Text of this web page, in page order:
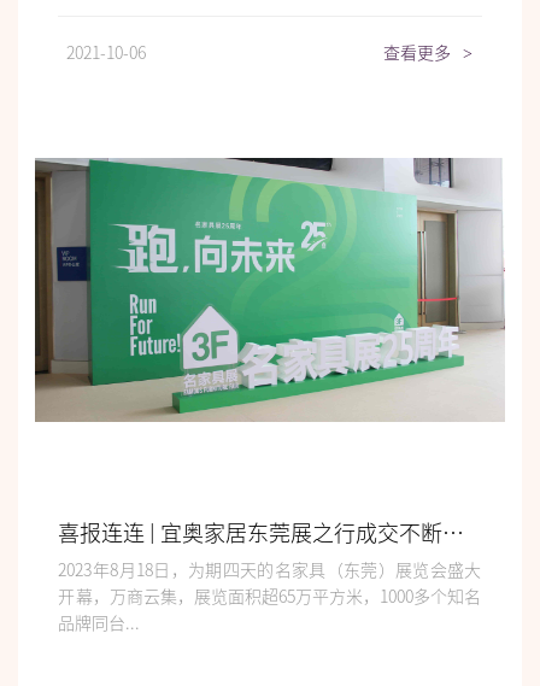
2021-10-06 查看更多 >
喜报连连 | 宜奥家居东莞展之行成交不断，圆满收官！
2023年8月18日，为期四天的名家具（东莞）展览会盛大
开幕，万商云集，展览面积超65万平方米，1000多个知名
品牌同台...